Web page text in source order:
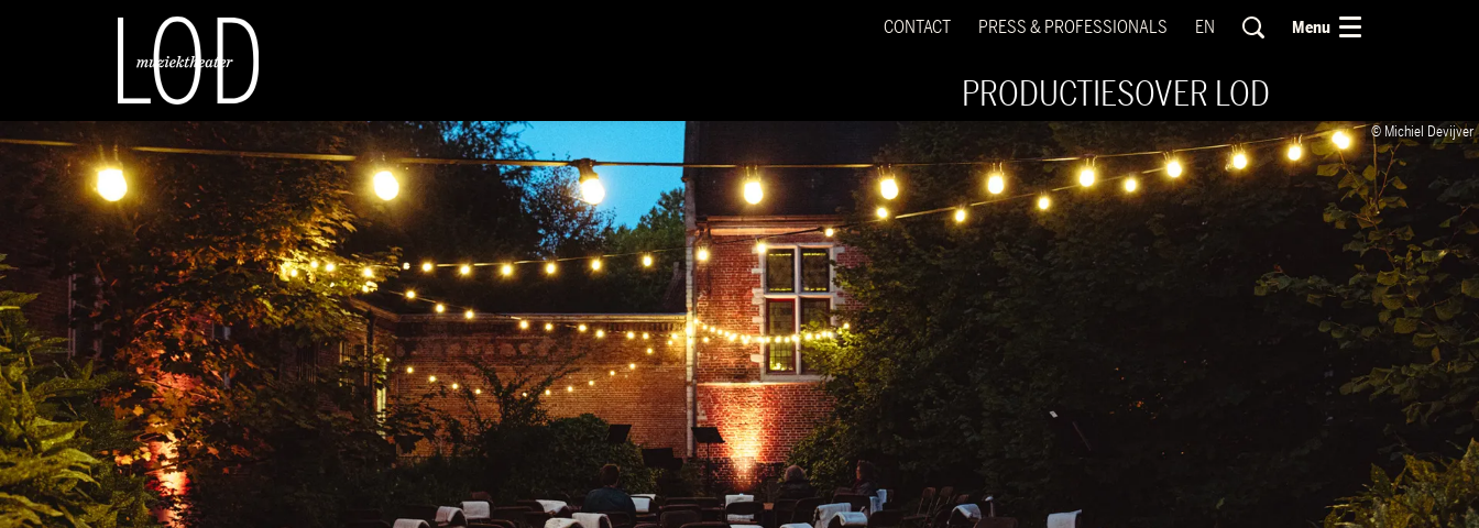
CONTACT PRESS & PROFESSIONALS EN
PRODUCTIESOVER LOD
Menu
© Michiel Devijver